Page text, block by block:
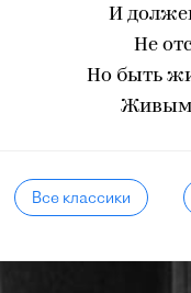
И
Не
Но быть
Живым
Все классики